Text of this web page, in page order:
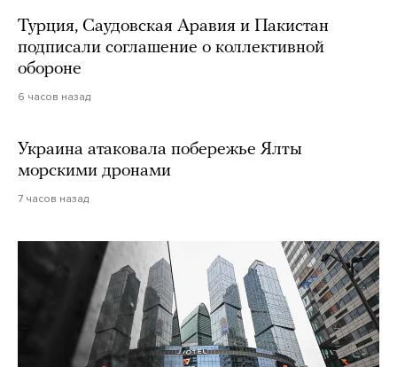
Турция, Саудовская Аравия и Пакистан
подписали соглашение о коллективной
обороне
6 часов назад
Украина атаковала побережье Ялты
морскими дронами
7 часов назад